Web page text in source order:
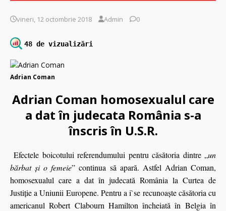
vineri, 12 octombrie 2018 Admin 0
48 de vizualizări
Adrian Coman
Adrian Coman homosexualul care
a dat în judecata România s-a
înscris în U.S.R.
Efectele boicotului referendumului pentru căsătoria dintre „un
bărbat şi o femeie” continua să apară. Astfel Adrian Coman,
homosexualul care a dat în judecată România la Curtea de
Justiţie a Uniunii Europene. Pentru a i`se recunoaşte căsătoria cu
americanul Robert Clabourn Hamilton încheiată în Belgia în